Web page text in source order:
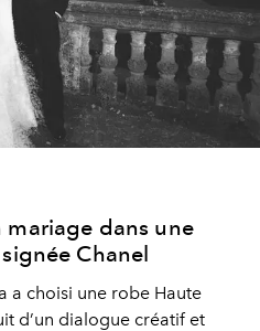
mariage dans une
Chanel
a choisi une robe Haute
d’un dialogue créatif et